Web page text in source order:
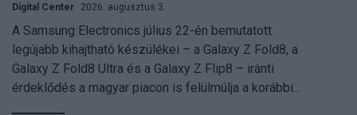
Digital Center 2026. augusztus 3.
A Samsung Electronics július 22-én bemutatott
legújabb kihajtható készülékei – a Galaxy Z Fold8, a
Galaxy Z Fold8 Ultra és a Galaxy Z Flip8 – iránti
érdeklődés a magyar piacon is felülmúlja a korábbi...